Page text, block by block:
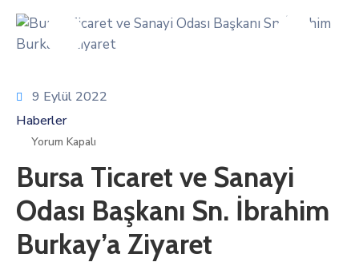
9 Eylül 2022
Haberler
Yorum Kapalı
Bursa Ticaret ve Sanayi
Odası Başkanı Sn. İbrahim
Burkay’a Ziyaret